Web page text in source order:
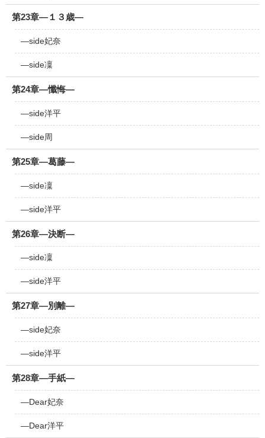
第23章―１３歳―
―side妃奈
―side凜
第24章―懺悔―
―side洋平
―side周
第25章―葛藤―
―side凜
―side洋平
第26章―決断―
―side凜
―side洋平
第27章―別離―
―side妃奈
―side洋平
第28章―手紙―
―Dear妃奈
―Dear洋平